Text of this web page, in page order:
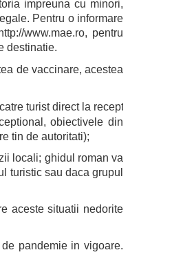
impreuna cu minori,
Pentru o informare
www.mae.ro, pentru
destinatie.
de vaccinare, acestea
turist direct la receptie, asistat
obiectivele din
tin de autoritati);
locali; ghidul roman va
turistic sau daca grupul
aceste situatii nedorite
pandemie in vigoare.